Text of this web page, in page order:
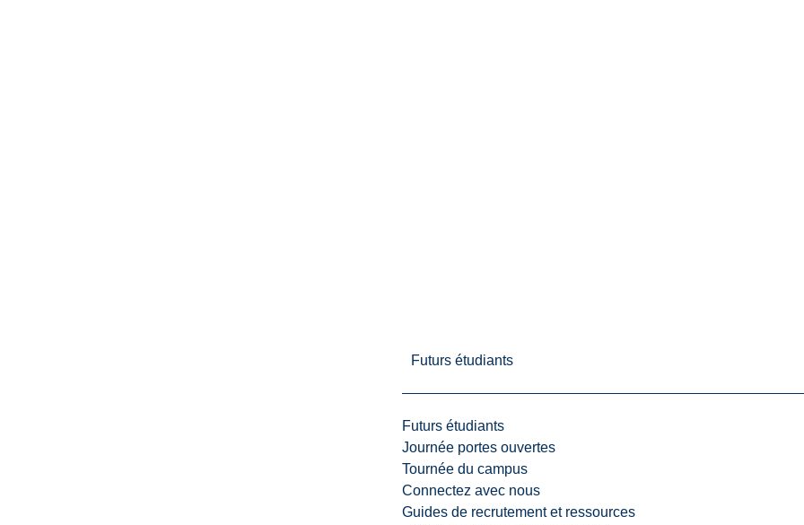
Futurs étudiants
Futurs étudiants
Journée portes ouvertes
Tournée du campus
Connectez avec nous
Guides de recrutement et ressources